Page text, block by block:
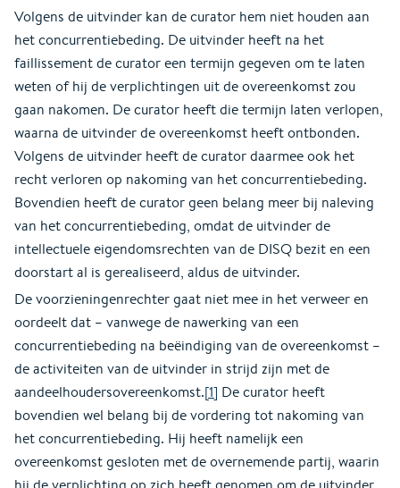
Volgens de uitvinder kan de curator hem niet houden aan
het concurrentiebeding. De uitvinder heeft na het
faillissement de curator een termijn gegeven om te laten
weten of hij de verplichtingen uit de overeenkomst zou
gaan nakomen. De curator heeft die termijn laten verlopen,
waarna de uitvinder de overeenkomst heeft ontbonden.
Volgens de uitvinder heeft de curator daarmee ook het
recht verloren op nakoming van het concurrentiebeding.
Bovendien heeft de curator geen belang meer bij naleving
van het concurrentiebeding, omdat de uitvinder de
intellectuele eigendomsrechten van de DISQ bezit en een
doorstart al is gerealiseerd, aldus de uitvinder.
De voorzieningenrechter gaat niet mee in het verweer en
oordeelt dat – vanwege de nawerking van een
concurrentiebeding na beëindiging van de overeenkomst –
de activiteiten van de uitvinder in strijd zijn met de
aandeelhoudersovereenkomst.[1] De curator heeft
bovendien wel belang bij de vordering tot nakoming van
het concurrentiebeding. Hij heeft namelijk een
overeenkomst gesloten met de overnemende partij, waarin